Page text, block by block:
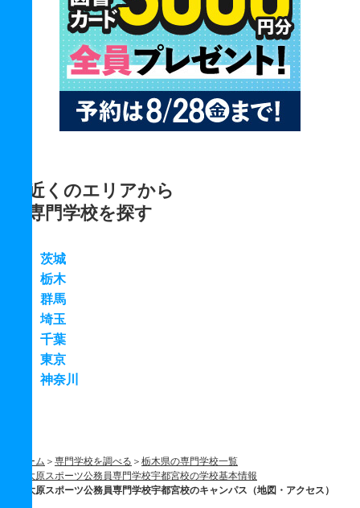
近くのエリアから
専門学校を探す
茨城
栃木
群馬
埼玉
千葉
東京
神奈川
ホーム 専門学校を調べる
栃木県の専門学校一覧
大原スポーツ公務員専門学校宇都宮校の学校基本情報
大原スポーツ公務員専門学校宇都宮校のキャンパス（地図・アクセス）